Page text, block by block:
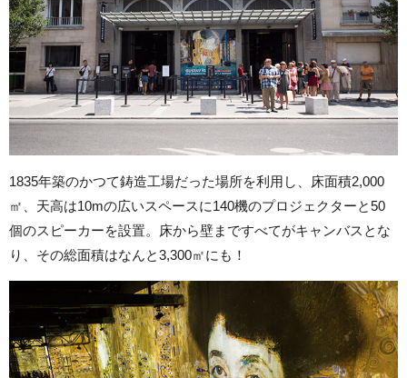
1835年築のかつて鋳造工場だった場所を利用し、床面積2,000
㎡、天高は10mの広いスペースに140機のプロジェクターと50
個のスピーカーを設置。床から壁まですべてがキャンバスとな
り、その総面積はなんと3,300㎡にも！